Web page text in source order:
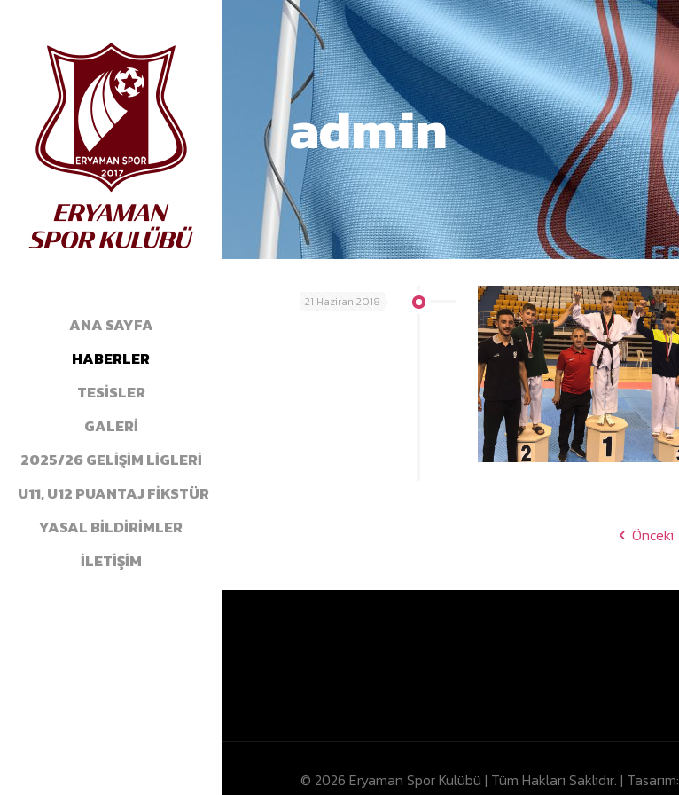
ANA SAYFA
HABERLER
TESİSLER
GALERİ
2025/26 GELİŞİM LİGLERİ
U11, U12 PUANTAJ FİKSTÜR
YASAL BİLDİRİMLER
İLETİŞİM
admin
21 Haziran 2018
Önceki
© 2026 Eryaman Spor Kulübü | Tüm Hakları Saklıdır. | Tasarım: